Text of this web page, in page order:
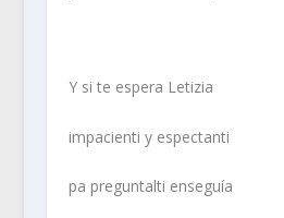
Y si te espera Letizia
impacienti y espectanti
pa preguntalti enseguía